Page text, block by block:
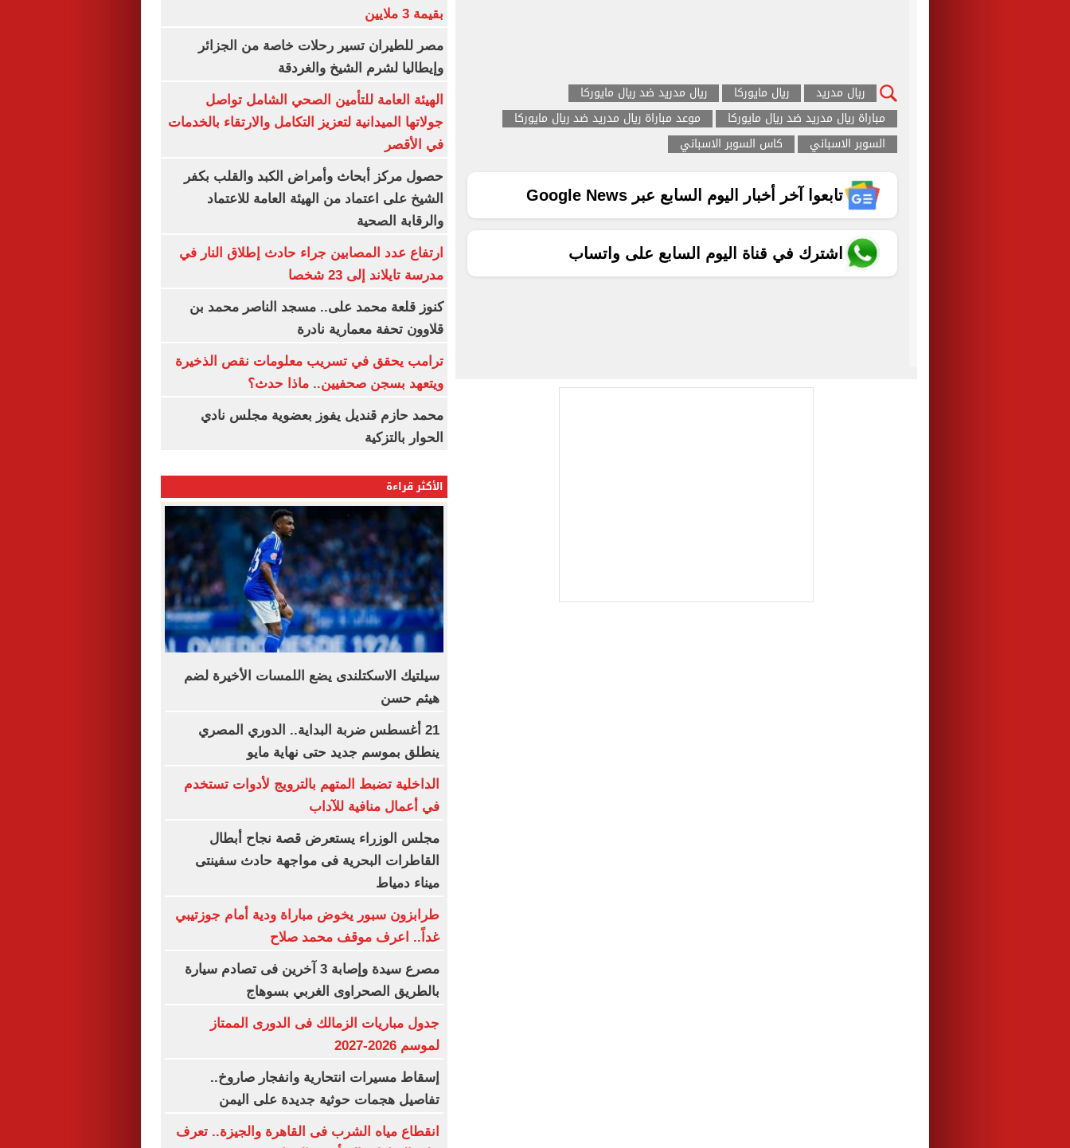
ريال مدريد ريال مايوركا
ريال مدريد ضد ريال مايوركا
مباراة ريال مدريد ضد ريال مايوركا
موعد مباراة ريال مدريد ضد ريال مايوركا
السوبر الاسباني
كاس السوبر الاسباني
تابعوا آخر أخبار اليوم السابع عبر Google News
اشترك في قناة اليوم السابع على واتساب
بقيمة 3 ملايين
مصر للطيران تسير رحلات خاصة من الجزائر
وإيطاليا لشرم الشيخ والغردقة
الهيئة العامة للتأمين الصحي الشامل تواصل
جولاتها الميدانية لتعزيز التكامل والارتقاء بالخدمات
في الأقصر
حصول مركز أبحاث وأمراض الكبد والقلب بكفر
الشيخ على اعتماد من الهيئة العامة للاعتماد
والرقابة الصحية
ارتفاع عدد المصابين جراء حادث إطلاق النار في
مدرسة تايلاند إلى 23 شخصا
كنوز قلعة محمد على.. مسجد الناصر محمد بن
قلاوون تحفة معمارية نادرة
ترامب يحقق في تسريب معلومات نقص الذخيرة
ويتعهد بسجن صحفيين.. ماذا حدث؟
محمد حازم قنديل يفوز بعضوية مجلس نادي
الحوار بالتزكية
الأكثر قراءة
سيلتيك الاسكتلندى يضع اللمسات الأخيرة لضم
هيثم حسن
21 أغسطس ضربة البداية.. الدوري المصري
ينطلق بموسم جديد حتى نهاية مايو
الداخلية تضبط المتهم بالترويج لأدوات تستخدم
في أعمال منافية للآداب
مجلس الوزراء يستعرض قصة نجاح أبطال
القاطرات البحرية فى مواجهة حادث سفينتى
ميناء دمياط
طرابزون سبور يخوض مباراة ودية أمام جوزتيبي
غداً.. اعرف موقف محمد صلاح
مصرع سيدة وإصابة 3 آخرين فى تصادم سيارة
بالطريق الصحراوى الغربي بسوهاج
جدول مباريات الزمالك فى الدورى الممتاز
لموسم 2026-2027
إسقاط مسيرات انتحارية وانفجار صاروخ..
تفاصيل هجمات حوثية جديدة على اليمن
انقطاع مياه الشرب فى القاهرة والجيزة.. تعرف